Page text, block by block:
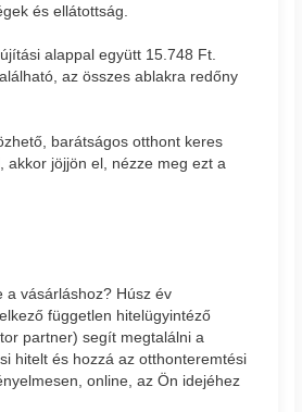
és ellátottság.
alappal együtt 15.748 Ft.
az összes ablakra redőny
barátságos otthont keres
akkor jöjjön el, nézze meg ezt a
a vásárláshoz? Húsz év
független hitelügyintéző
partner) segít megtalálni a
hitelt és hozzá az otthonteremtési
online, az Ön idejéhez